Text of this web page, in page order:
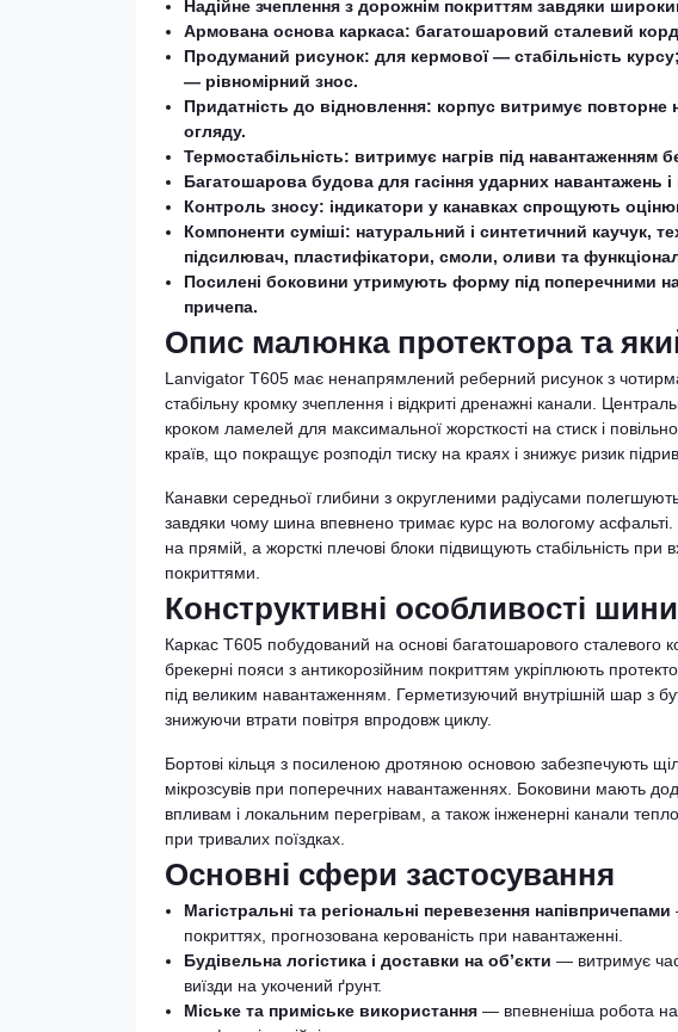
Надійне зчеплення з дорожнім покриттям завдяки
Армована основа каркаса: багатошаровий сталевий
Продуманий рисунок: для кермової — стабільність
— рівномірний знос.
Придатність до відновлення: корпус витримує
огляду.
Термостабільність: витримує нагрів під навантаженням
Багатошарова будова для гасіння ударних навантажень і
Контроль зносу: індикатори у канавках спрощують
Компоненти суміші: натуральний і синтетичний каучук,
підсилювач, пластифікатори, смоли, оливи та
Посилені боковини утримують форму під поперечними
причепа.
Опис малюнка протектора та
Lanvigator T605 має ненапрямлений реберний рисунок з
стабільну кромку зчеплення і відкриті дренажні канали.
кроком ламелей для максимальної жорсткості на стиск і
країв, що покращує розподіл тиску на краях і знижує ризик
Канавки середньої глибини з округленими радіусами
завдяки чому шина впевнено тримає курс на вологому асфальті.
на прямій, а жорсткі плечові блоки підвищують стабільність
покриттями.
Конструктивні особливості шини
Каркас T605 побудований на основі багатошарового сталевого
брекерні пояси з антикорозійним покриттям укріплюють
під великим навантаженням. Герметизуючий внутрішній шар з
знижуючи втрати повітря впродовж циклу.
Бортові кільця з посиленою дротяною основою забезпечують
мікрозсувів при поперечних навантаженнях. Боковини мають
впливам і локальним перегрівам, а також інженерні канали
при тривалих поїздках.
Основні сфери застосування
Магістральні та регіональні перевезення напівпричепами
покриттях, прогнозована керованість при навантаженні.
Будівельна логістика і доставки на об’єкти — витримує
виїзди на укочений ґрунт.
Міське та приміське використання — впевненіша робота на